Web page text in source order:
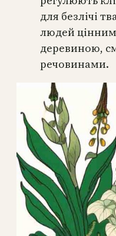
для безлічі
людей
деревиною,
речовинами.